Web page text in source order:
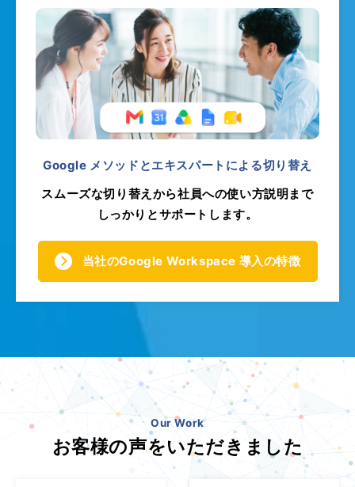
Google メソッドとエキスパートによる切り替え
スムーズな切り替えから社員への使い方説明まで
しっかりとサポートします。
当社のGoogle Workspace 導入の特徴
Our Work
お客様の声をいただきました